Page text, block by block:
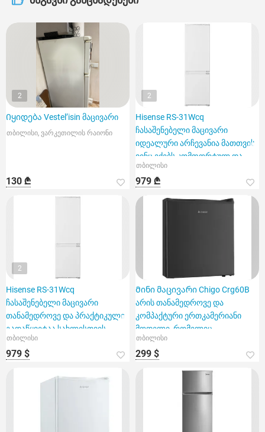
2
Იყიდება Vestel’isin მაცივარი
თბილისი, ვარკეთილის რაიონი
130 ₾
2
Hisense RS-31Wcq
ჩასაშენებელი მაცივარი
იდეალური არჩევანია მათთვის,
ვინც ეძებს კომფორტულ და
ეკონომიკუ
თბილისი
979 ₾
2
Hisense RS-31Wcq
ჩასაშენებელი მაცივარი
თანამედროვე და პრაქტიკული
გადაწყვეტაა სახლისთვის
თბილისი
979 $
Მინი მაცივარი Chigo Crg60B
არის თანამედროვე და
კომპაქტური ერთკამერიანი
მოდელი, რომელიც
გამოირჩევა 48
თბილისი
299 $